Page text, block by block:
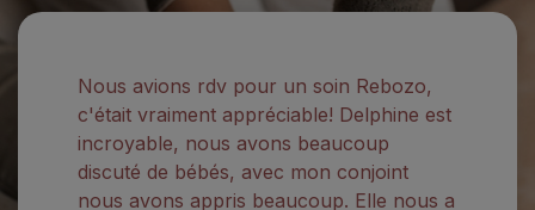
Nous avions rdv pour un soin Rebozo,
c'était vraiment appréciable! Delphine est
incroyable, nous avons beaucoup
discuté de bébés, avec mon conjoint
nous avons appris beaucoup. Elle nous a